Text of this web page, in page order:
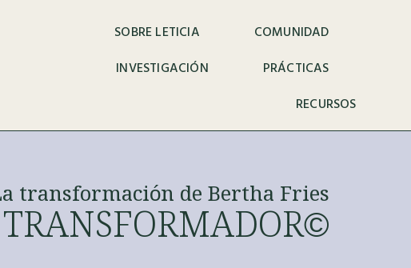
SOBRE LETICIA
COMUNIDAD
INVESTIGACIÓN
PRÁCTICAS
RECURSOS
transformación de Bertha Fries